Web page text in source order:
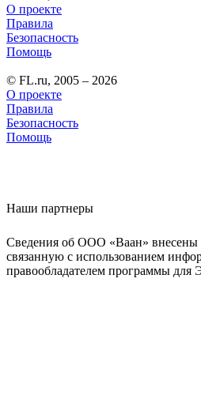
О проекте
Правила
Безопасность
Помощь
© FL.ru, 2005 – 2026
О проекте
Правила
Безопасность
Помощь
Наши партнеры
Сведения об ООО «Ваан» внесены
связанную с использованием
правообладателем программы